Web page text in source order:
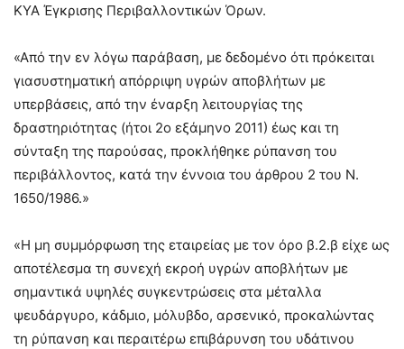
ΚΥΑ Έγκρισης Περιβαλλοντικών Όρων.
«Από την εν λόγω παράβαση, με δεδομένο ότι πρόκειται
γιασυστηματική απόρριψη υγρών αποβλήτων με
υπερβάσεις, από την έναρξη λειτουργίας της
δραστηριότητας (ήτοι 2ο εξάμηνο 2011) έως και τη
σύνταξη της παρούσας, προκλήθηκε ρύπανση του
περιβάλλοντος, κατά την έννοια του άρθρου 2 του Ν.
1650/1986.»
«Η μη συμμόρφωση της εταιρείας με τον όρο β.2.β είχε ως
αποτέλεσμα τη συνεχή εκροή υγρών αποβλήτων με
σημαντικά υψηλές συγκεντρώσεις στα μέταλλα
ψευδάργυρο, κάδμιο, μόλυβδο, αρσενικό, προκαλώντας
τη ρύπανση και περαιτέρω επιβάρυνση του υδάτινου